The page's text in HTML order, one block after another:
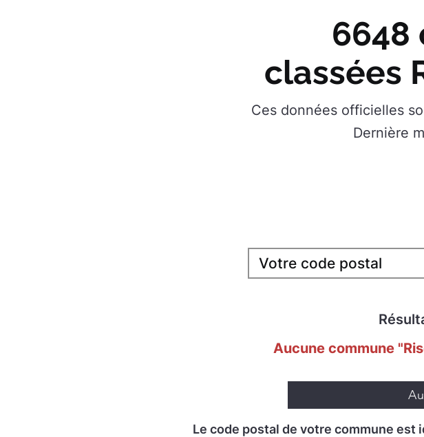
6648
classées
Ces données officielles
Dernière
Aucune commune
Le code postal de votre commune est